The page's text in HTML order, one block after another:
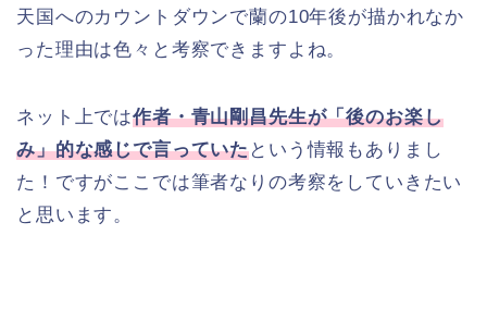
天国へのカウントダウンで蘭の10年後が描かれなか
った理由は色々と考察できますよね。
ネット上では作者・青山剛昌先生が「後のお楽し
み」的な感じで言っていたという情報もありまし
た！ですがここでは筆者なりの考察をしていきたい
と思います。